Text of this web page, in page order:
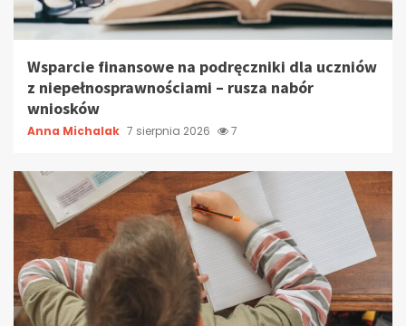
Wsparcie finansowe na podręczniki dla uczniów
z niepełnosprawnościami – rusza nabór
wniosków
Anna Michalak 7 sierpnia 2026 7